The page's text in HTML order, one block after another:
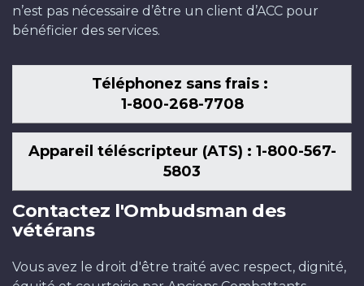
n’est pas nécessaire d’être un client d’ACC pour
bénéficier des services.
Téléphonez sans frais :
1-800-268-7708
Appareil téléscripteur (ATS) : 1-800-567-
5803
Contactez l'Ombudsman des
vétérans
Vous avez le droit d'être traité avec respect, dignité,